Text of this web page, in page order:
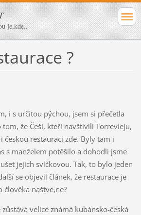
je,kde..
?
i s určitou pýchou, jsem si přečetla
že Češi, kteří navštívili Torrevieju,
restauraci zde. Byly tam i
s manželem potěšilo a dohodli jsme
jejich svíčkovou. Tak, to bylo jeden
se objevil článek, že restaurace je
člověka naštve,ne?
velice známá kubánsko-česká